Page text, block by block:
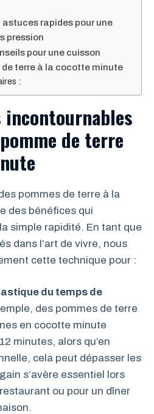
rapides pour une
pression
pour une cuisson
de terre à la cocotte minute
:
incontournables
de terre
pommes de terre à la
des bénéfices qui
simple rapidité. En tant que
dans l’art de vivre, nous
cette technique pour :
du temps de
des pommes de terre
en cocotte minute
minutes, alors qu’en
cela peut dépasser les
s’avère essentiel lors
ou pour un dîner